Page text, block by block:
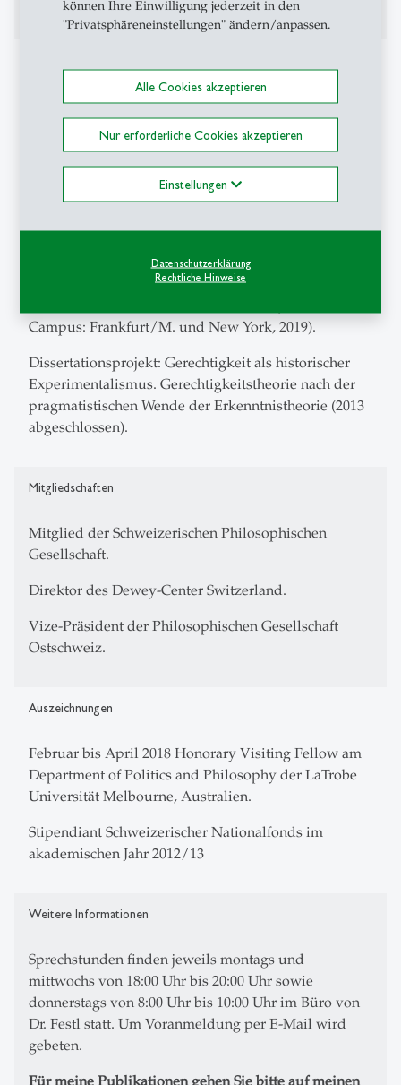
können Ihre Einwilligung jederzeit in den
"Privatsphäreneinstellungen" ändern/anpassen.
Alle Cookies akzeptieren
Nur erforderliche Cookies akzeptieren
Einstellungen
Datenschutzerklärung
Rechtliche Hinweise
Liberalism: Past, Present, and Future (since Fall 2018),
Mongraphie zum Thema.
Gerechtigkeit, Erkenntnis und Literatur. Eine
Aufsatzsammlung (seit Herbst 2014).
Weimarer Republik (begonnen 2013, abgeschlossen
mit Buchveröffentlichung "Scheitern an Kontingenz.
Campus: Frankfurt/M. und New York, 2019).
Dissertationsprojekt: Gerechtigkeit als historischer
Experimentalismus. Gerechtigkeitstheorie nach der
pragmatistischen Wende der Erkenntnistheorie (2013
abgeschlossen).
Mitgliedschaften
Mitglied der Schweizerischen Philosophischen
Gesellschaft.
Direktor des Dewey-Center Switzerland.
Vize-Präsident der Philosophischen Gesellschaft
Ostschweiz.
Auszeichnungen
Februar bis April 2018 Honorary Visiting Fellow am
Department of Politics and Philosophy der LaTrobe
Universität Melbourne, Australien.
Stipendiant Schweizerischer Nationalfonds im
akademischen Jahr 2012/13
Weitere Informationen
Sprechstunden finden jeweils montags und
mittwochs von 18:00 Uhr bis 20:00 Uhr sowie
donnerstags von 8:00 Uhr bis 10:00 Uhr im Büro von
Dr. Festl statt. Um Voranmeldung per E-Mail wird
gebeten.
Für meine Publikationen gehen Sie bitte auf meinen